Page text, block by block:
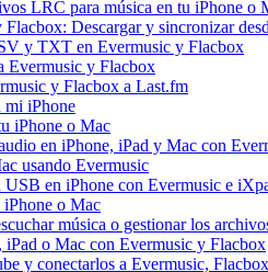
LRC para música en tu iPhone o
Descargar y sincronizar
y TXT en Evermusic y Flacbox
Evermusic y Flacbox
y Flacbox a Last.fm
mi iPhone
iPhone o Mac
en iPhone, iPad y Mac con
usando Evermusic
en iPhone con Evermusic e
iPhone o Mac
música o gestionar los
iPad o Mac con Evermusic y Flacbox
y conectarlos a Evermusic,